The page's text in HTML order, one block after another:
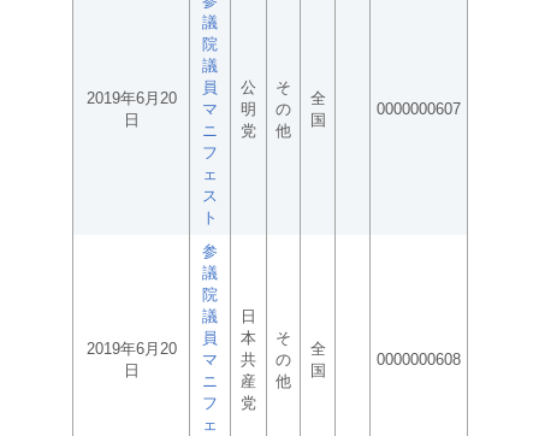
2019年6月20
日
議
院
議
員
マ
ニ
フ
ェ
ス
ト
公
明
党
そ
の
他
全
国
0000000607
2019年6月20
日
参
議
院
議
員
マ
ニ
フ
ェ
日
本
共
産
党
そ
の
他
全
国
0000000608